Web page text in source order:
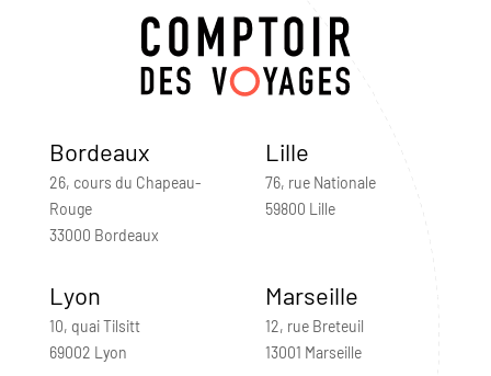
Bordeaux
26, cours du Chapeau-
Rouge
33000 Bordeaux
Lille
76, rue Nationale
59800 Lille
Lyon
10, quai Tilsitt
69002 Lyon
Marseille
12, rue Breteuil
13001 Marseille